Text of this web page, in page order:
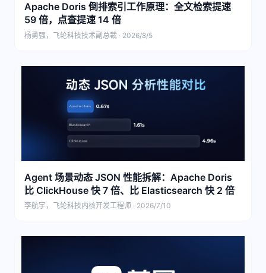
Apache Doris 倒排索引工作原理：全文检索提速
59 倍，点查提速 14 倍
杨勇强，飞轮科技技术副总裁 · 2026/8/5
Agent 场景动态 JSON 性能拆解：Apache Doris
比 ClickHouse 快 7 倍、比 Elasticsearch 快 2 倍
李航宇，飞轮科技内核开发工程师 · 2026/7/10